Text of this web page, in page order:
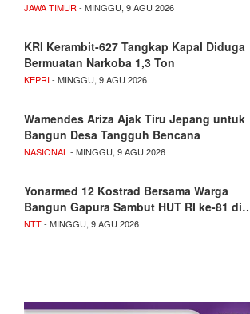
JAWA TIMUR- MINGGU, 9 AGU 2026
KRI Kerambit-627 Tangkap Kapal Diduga
Bermuatan Narkoba 1,3 Ton
KEPRI- MINGGU, 9 AGU 2026
Wamendes Ariza Ajak Tiru Jepang untuk
Bangun Desa Tangguh Bencana
NASIONAL- MINGGU, 9 AGU 2026
Yonarmed 12 Kostrad Bersama Warga
Bangun Gapura Sambut HUT RI ke-81
NTT- MINGGU, 9 AGU 2026